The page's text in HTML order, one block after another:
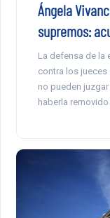
Ángela
supremos:
La defensa de la
contra los jueces
no pueden
haberla